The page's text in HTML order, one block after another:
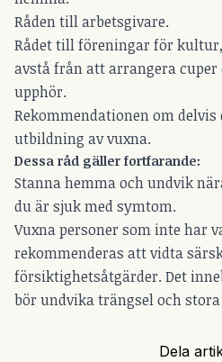
Råden till arbetsgivare.
Rådet till föreningar för
avstå från att arrangera
upphör.
Rekommendationen om
utbildning av vuxna.
Dessa råd gäller fortfarande:
Stanna hemma och undvik
du är sjuk med symtom.
Vuxna personer som inte har
rekommenderas att vidta
försiktighetsåtgärder. Det
bör undvika trängsel och
Dela